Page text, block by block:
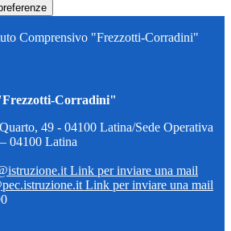
Comprensivo "Frezzotti-Corradini"
Corradini"
49 - 04100 Latina/Sede Operativa
04100 Latina
Link per inviare una mail
Link per inviare una mail